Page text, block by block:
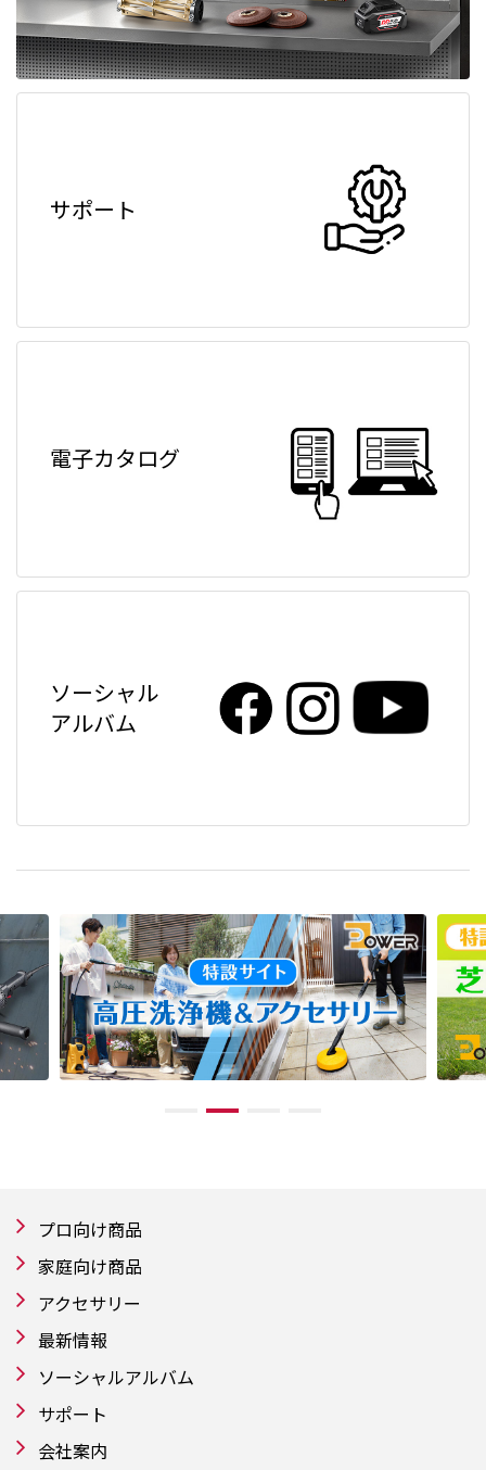
サポート
電子カタログ
ソーシャル
アルバム
プロ向け商品
家庭向け商品
アクセサリー
最新情報
ソーシャルアルバム
サポート
会社案内